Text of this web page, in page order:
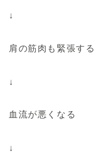
↓
肩の筋肉も緊張する
↓
血流が悪くなる
↓